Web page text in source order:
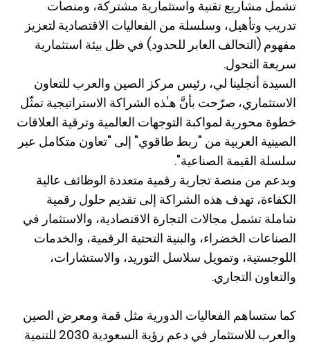
تشمل مشاريع تقنية واستثمارية مشتركة، ومنصات
تدريب وتأهيل، وسلسلة من الفعاليات الاقتصادية لتعزيز
مفهوم (التحالف العابر للحدود) في ظل بيئة استثمارية
سريعة التحول.
السيدة أنجلينا لي، رئيس مركز الصين والعرب للتعاون
الاستثماري، صرّحت بأنَّ هـٰذه الشراكة الاستراتيجية تمثّل
خطوة محورية لمواكبة التوجهات العالمية وترقية العلاقات
الصينية العربية من "ربط طاقوي" إلى "تعاون متكامل عبر
سلسلة القيمة الصناعية".
وبدعم من منصة تجارية رقمية متعددة الوظائف عالية
الكفاءة، تهدف هذه الشراكة إلى تقديم حلول رقمية
شاملة تشمل مجالات التجارة الاقتصادية، والاستثمار في
الصناعات الخضراء، والبنية التحتية الرقمية، والخدمات
اللوجستية، وتمويل سلاسل التوريد، والاستشارات،
والتعاون التجاري.
كما ستساهم الفعاليات الدورية مثل قمة ومعرض الصين
والعرب للاستثمار في دعم رؤية السعودية 2030 للتنمية